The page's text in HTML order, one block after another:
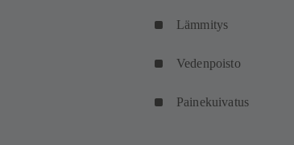
Lämmitys
Vedenpoisto
Painekuivatus